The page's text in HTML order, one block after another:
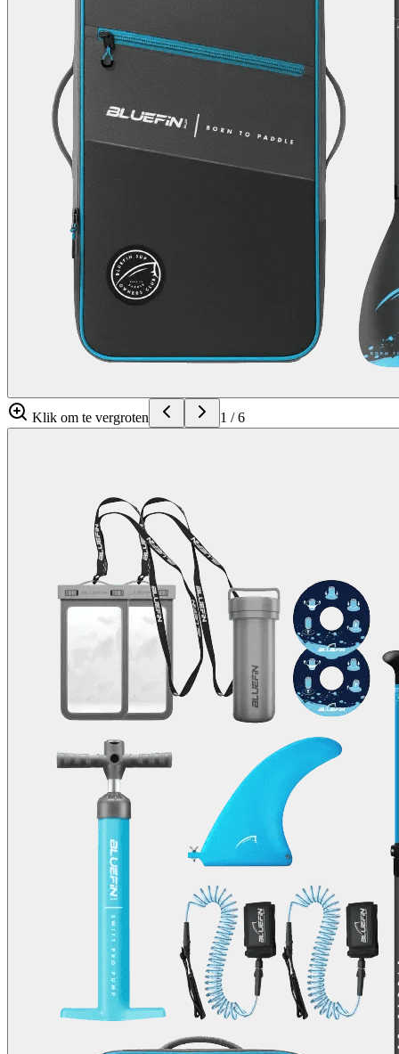
Klik om te vergroten 1 /6